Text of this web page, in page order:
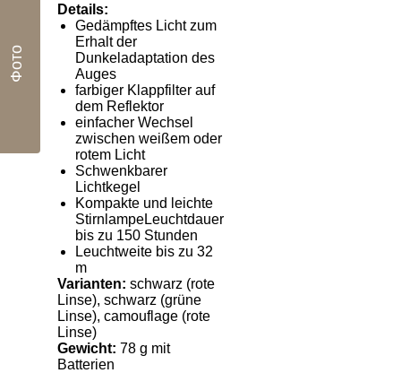
Details:
Gedämpftes Licht zum
Erhalt der
Dunkeladaptation des
Auges
farbiger Klappfilter auf
dem Reflektor
einfacher Wechsel
zwischen weißem oder
rotem Licht
Schwenkbarer
Lichtkegel
Kompakte und leichte
StirnlampeLeuchtdauer
bis zu 150 Stunden
Leuchtweite bis zu 32
m
Varianten: schwarz (rote
Linse), schwarz (grüne
Linse), camouflage (rote
Linse)
Gewicht: 78 g mit
Batterien
Фото